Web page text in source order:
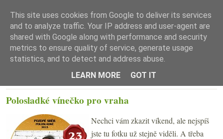
☰ Menu
Polosladké vínečko pro vraha
Nechci vám zkazit víkend, ale nejspíš
jste tu fotku už stejně viděli. A třeba
This site uses cookies from Google to deliver its services
and to analyze traffic. Your IP address and user-agent are
shared with Google along with performance and security
metrics to ensure quality of service, generate usage
statistics, and to detect and address abuse.
LEARN MORE
GOT IT